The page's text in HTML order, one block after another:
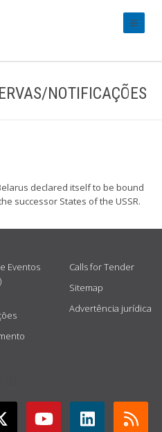
NOTIFICAÇÕES
declared itself to be bound
successor States of the USSR.
Eventos
Calls for Tender
Sitemap
Advertência jurídica